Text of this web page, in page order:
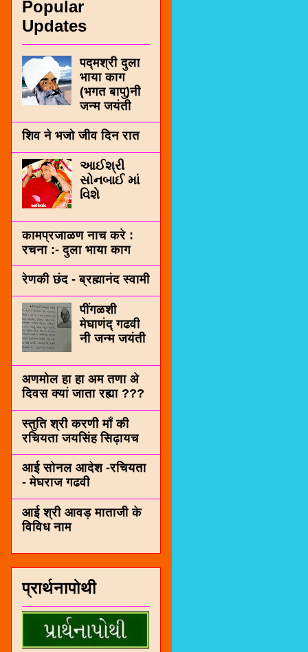
Popular
Updates
पद्मश्री दुला
भाया काग
(भगत बापु)नी
जन्म जयंती
शिव ने भजो जीव दिन रात
આઈશ્રી
સોનબાઈ માં
વિશે
कामप्रजाळण नाच करे :
रचना :- दुला भाया काग
रेणकी छंद - ब्रह्मानंद स्वामी
पींगळशी
मेघाणंद् गढवी
नी जन्म जयंती
अणमोल हा हा अम तणा अे
दिवस क्यां जाता रह्या ???
स्तुति श्री करणी माँ की
रचियता जयसिंह सिढ़ायच
आई सोनल आदेश -रचियता
- मेघराज गढवी
आई श्री आवड़ माताजी के
विविध नाम
प्रार्थनापोथी